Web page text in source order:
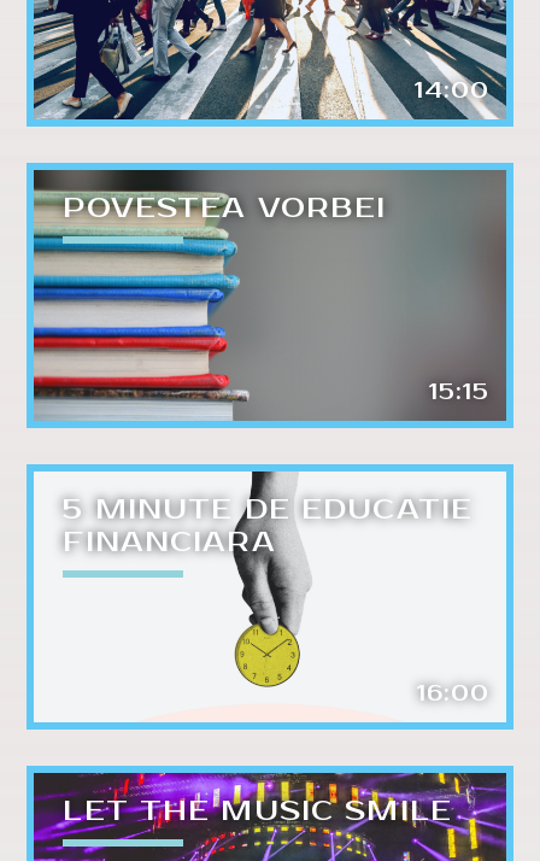
14:00
POVESTEA VORBEI
15:15
5 MINUTE DE EDUCATIE
FINANCIARA
16:00
LET THE MUSIC SMILE